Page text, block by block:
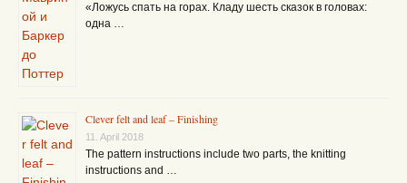
«Ложусь спать на горах. Кладу шесть сказок в головах:
одна …
Clever felt and leaf – Finishing
11. April 2018
The pattern instructions include two parts, the knitting
instructions and …